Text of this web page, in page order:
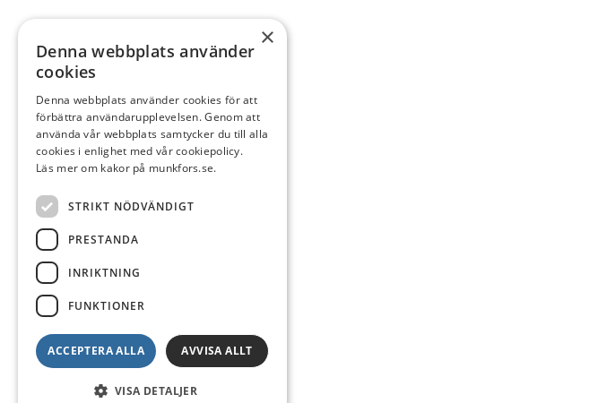
×
Denna webbplats använder
cookies
Denna webbplats använder cookies för att
förbättra användarupplevelsen. Genom att
använda vår webbplats samtycker du till alla
cookies i enlighet med vår cookiepolicy.
Läs mer om kakor på munkfors.se.
STRIKT NÖDVÄNDIGT
PRESTANDA
INRIKTNING
FUNKTIONER
ACCEPTERA ALLA AVVISA ALLT
VISA DETALJER